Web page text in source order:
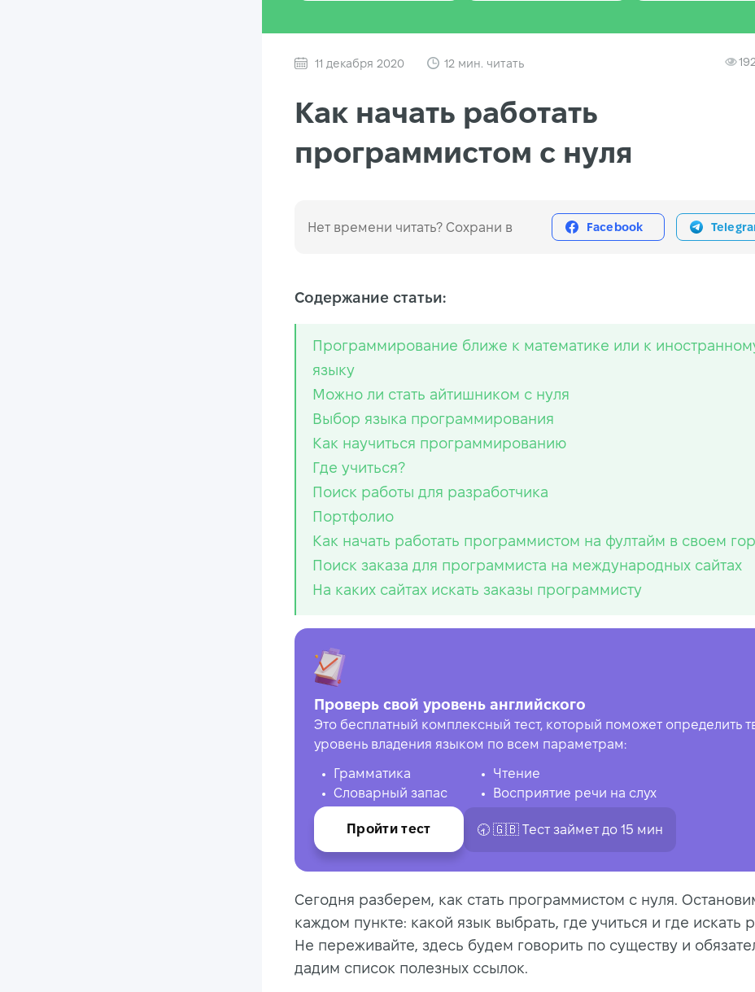
11 декабря 2020 12 мин. читать
Как начать работать
программистом с нуля
Нет времени читать? Сохрани в Facebook
Содержание статьи:
Программирование ближе к математике или к
языку
Можно ли стать айтишником с нуля
Выбор языка программирования
Как научиться программированию
Где учиться?
Поиск работы для разработчика
Портфолио
Как начать работать программистом на фултайм в своем
Поиск заказа для программиста на международных сайтах
На каких сайтах искать заказы программисту
Проверь свой уровень английского
Это бесплатный комплексный тест, который поможет определить
уровень владения языком по всем параметрам:
Грамматика
Словарный запас
Чтение
Восприятие речи на слух
Пройти тест 🕣 🇬🇧 Tест займет до 15 мин
Сегодня разберем, как стать программистом с нуля.
каждом пункте: какой язык выбрать, где учиться и где искать
Не переживайте, здесь будем говорить по существу и
дадим список полезных ссылок.